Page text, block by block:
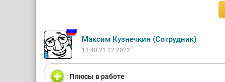
Максим Кузнечкин (Сотрудник)
13:40 21.12.2022
Плюсы в работе